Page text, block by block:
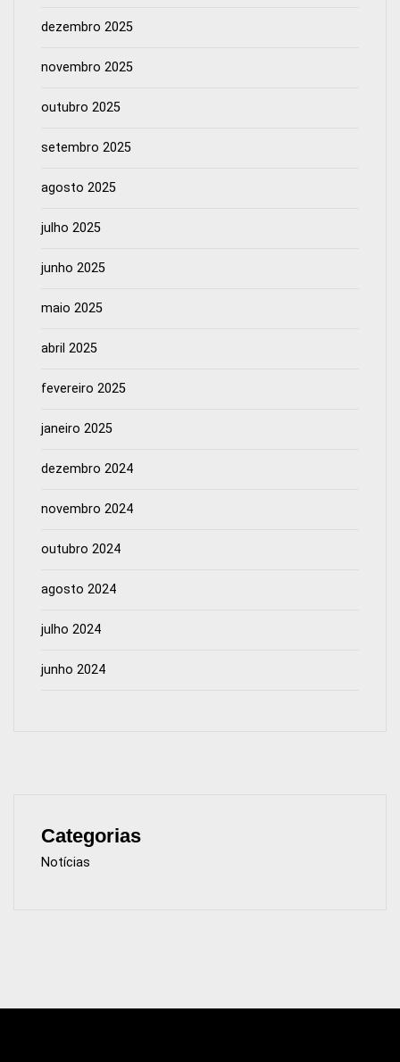
dezembro 2025
novembro 2025
outubro 2025
setembro 2025
agosto 2025
julho 2025
junho 2025
maio 2025
abril 2025
fevereiro 2025
janeiro 2025
dezembro 2024
novembro 2024
outubro 2024
agosto 2024
julho 2024
junho 2024
Categorias
Notícias